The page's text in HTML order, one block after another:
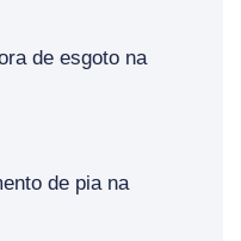
de esgoto na
de pia na